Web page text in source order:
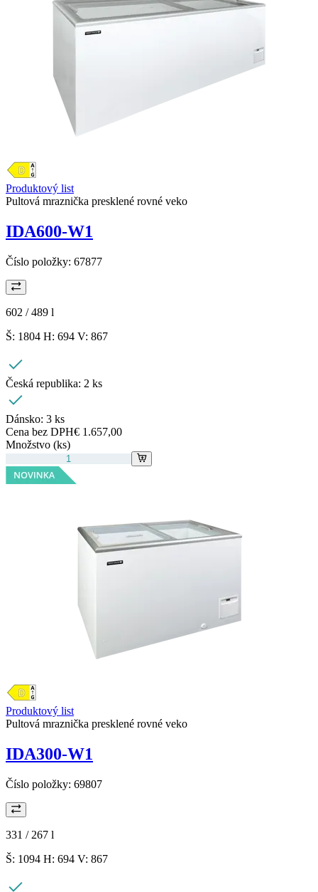
Produktový list
Pultová mraznička presklené rovné veko
IDA600-W1
Číslo položky: 67877
602 / 489 l
Š: 1804 H: 694 V: 867
Česká republika: 2 ks
Dánsko: 3 ks
Cena bez DPH€ 1.657,00
Množstvo (ks)
Produktový list
Pultová mraznička presklené rovné veko
IDA300-W1
Číslo položky: 69807
331 / 267 l
Š: 1094 H: 694 V: 867